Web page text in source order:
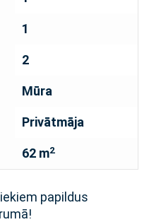
1
2
Mūra
Privātmāja
62 m2
papildus